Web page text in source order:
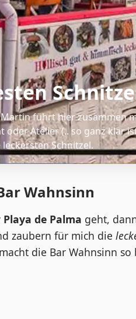
führt hier zusammen
oder Atelier (.. so ganz klar
Schnitzel.
Wahnsinn
de Palma geht,
zaubern für mich die
die Bar Wahnsinn so